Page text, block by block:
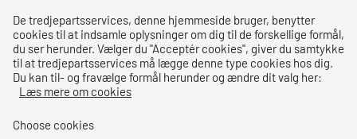
Privatlivspolitik
Privatlivspolitik
Tilgængelighedserklæring
De tredjepartsservices, denne hjemmeside bruger, benytter
cookies til at indsamle oplysninger om dig til de forskellige formål,
du ser herunder. Vælger du ''Acceptér cookies'', giver du samtykke
til at tredjepartsservices må lægge denne type cookies hos dig.
Du kan til- og fravælge formål herunder og ændre dit valg her:
Læs mere om cookies
Choose cookies